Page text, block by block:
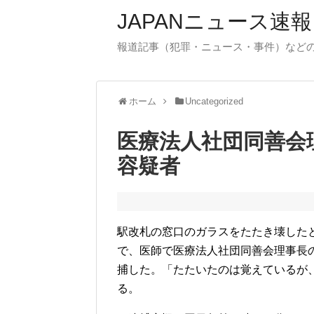
JAPANニュース速報
報道記事（犯罪・ニュース・事件）など
ホーム Uncategorized
医療法人社団同善
容疑者
駅改札の窓口のガラスをたたき壊し
で、医師で医療法人社団同善会理事
捕した。「たたいたのは覚えている
る。